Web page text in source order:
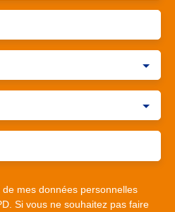
mes données personnelles
Si vous ne souhaitez pas faire